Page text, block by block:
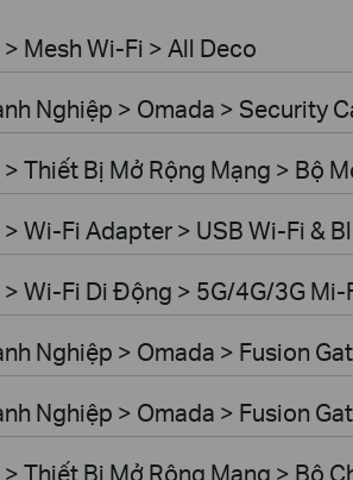
Mesh Wi-Fi > All Deco
Nghiệp > Omada > Security
Thiết Bị Mở Rộng Mạng > Bộ
Wi-Fi Adapter > USB Wi-Fi &
Wi-Fi Di Động > 5G/4G/3G Mi-
Nghiệp > Omada > Fusion
Nghiệp > Omada > Fusion
Thiết Bị Mở Rộng Mạng > Bộ